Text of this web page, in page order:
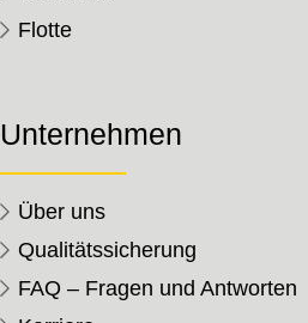
Flotte
Unternehmen
Über uns
Qualitätssicherung
FAQ – Fragen und Antworten